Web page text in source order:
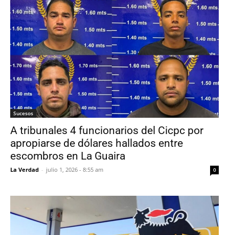
Sucesos
A tribunales 4 funcionarios del Cicpc por
apropiarse de dólares hallados entre
escombros en La Guaira
La Verdad - julio 1, 2026 - 8:55 am 0